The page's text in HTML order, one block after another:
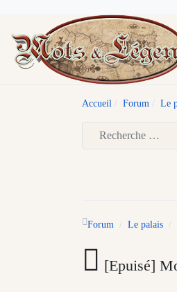
Accueil Forum Le
Forum Le palais
[Epuisé]